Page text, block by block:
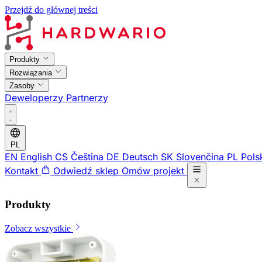
Przejdź do głównej treści
Produkty
Rozwiązania
Zasoby
Deweloperzy Partnerzy
PL
EN English CS Čeština DE Deutsch SK Slovenčina PL
Kontakt
Odwiedź sklep Omów projekt
Produkty
Zobacz wszystkie